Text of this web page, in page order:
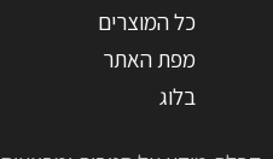
כל המוצרים
מפת האתר
בלוג